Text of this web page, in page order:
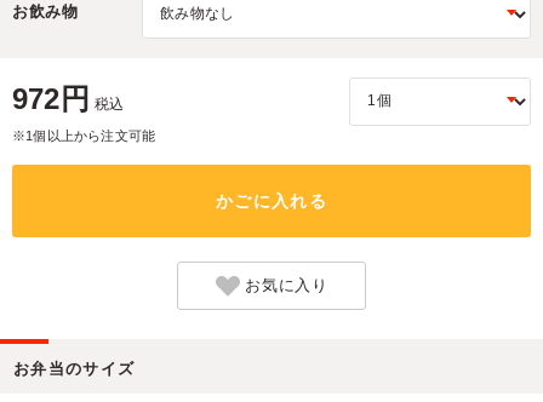
お飲み物
972円 税込
※1個以上から注文可能
かごに入れる
お気に入り
お弁当のサイズ